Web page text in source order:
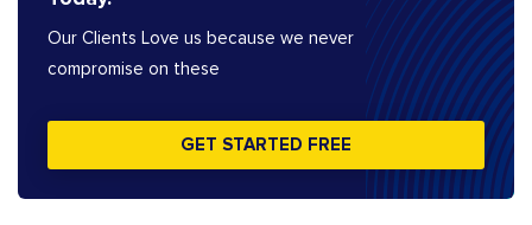
Our Clients Love us because we never
compromise on these
GET STARTED FREE